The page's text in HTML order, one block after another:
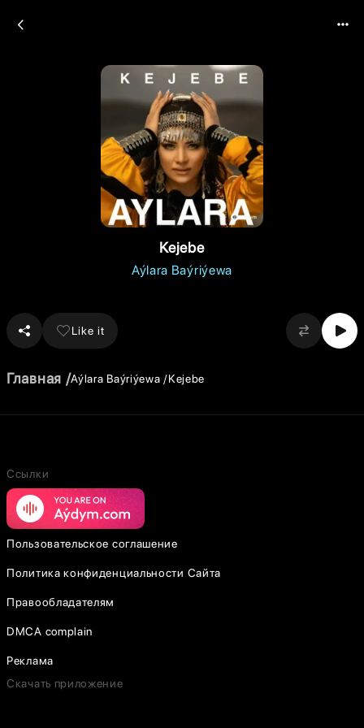
Kejebe
Aýlara Baýriýewa
Like it
Главная Aýlara Baýriýewa Kejebe
Ссылки
Пользовательское соглашение
Политика конфиденциальности Сайта
Правообладателям
DMCA complain
Реклама
Скачать приложение